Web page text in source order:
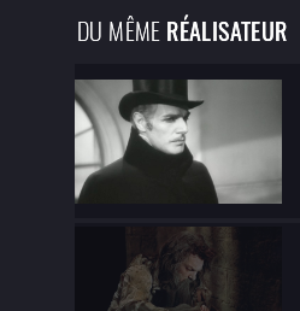
DU MÊMERÉALISATEUR